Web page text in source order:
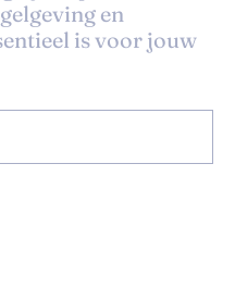
en
is voor jouw